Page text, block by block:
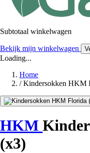
Subtotaal winkelwagen
Bekijk mijn winkelwagen
Loading...
Home
/ Kindersokken HKM
HKM
(x3)